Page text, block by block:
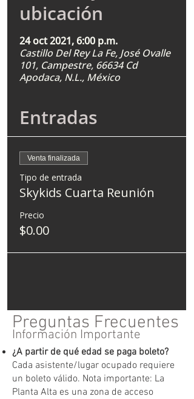
ubicación
24 oct 2021, 6:00 p.m.
Castillo Del Rey La Fe, José Ovalle
101, Campestre, 66634 Cd
Apodaca, N.L., México
Entradas
Venta finalizada
Tipo de entrada
Skykids Cuarta Reunión
Precio
$0.00
Preguntas Frecuentes
Información Importante
¿A partir de qué edad se paga boleto?
Cada asistente/lugar ocupado requiere
un boleto válido. Nota importante: La
Planta Alta es una zona de acceso